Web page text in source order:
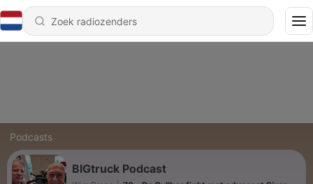
Podcasts
BIGtruck Podcast